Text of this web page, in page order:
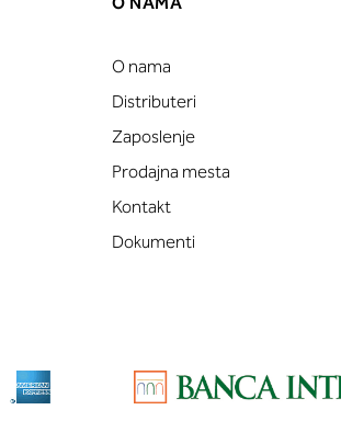
O nama
Distributeri
Zaposlenje
Prodajna mesta
Kontakt
Dokumenti